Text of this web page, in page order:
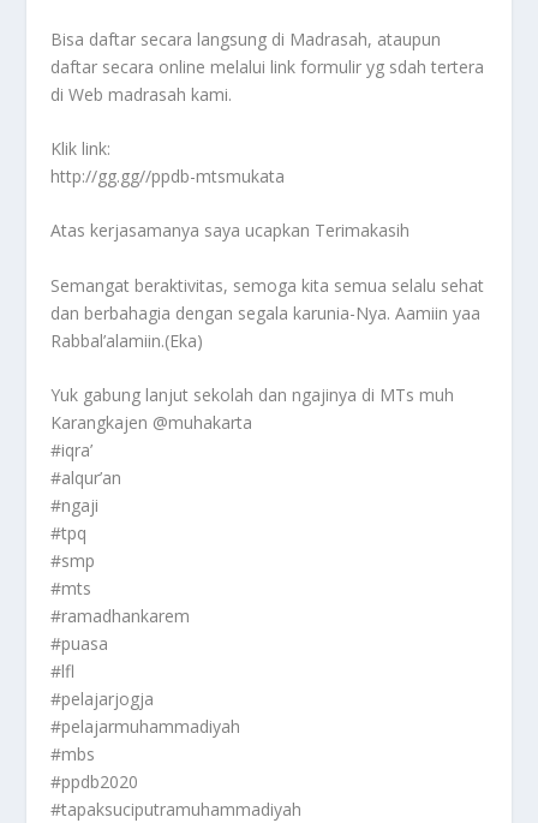
Bisa daftar secara langsung di Madrasah, ataupun
daftar secara online melalui link formulir yg sdah tertera
di Web madrasah kami.
Klik link:
http://gg.gg//ppdb-mtsmukata
Atas kerjasamanya saya ucapkan Terimakasih
Semangat beraktivitas, semoga kita semua selalu sehat
dan berbahagia dengan segala karunia-Nya. Aamiin yaa
Rabbal’alamiin.(Eka)
Yuk gabung lanjut sekolah dan ngajinya di MTs muh
Karangkajen @muhakarta
#iqra’
#alqur’an
#ngaji
#tpq
#smp
#mts
#ramadhankarem
#puasa
#lfl
#pelajarjogja
#pelajarmuhammadiyah
#mbs
#ppdb2020
#tapaksuciputramuhammadiyah